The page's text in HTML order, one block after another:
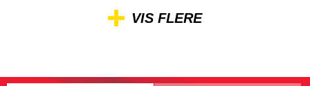
VIS FLERE